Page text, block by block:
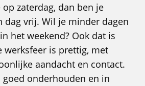
zaterdag, dan ben je
dag vrij. Wil je minder dagen
het weekend? Ook dat is
werksfeer is prettig, met
aandacht en contact.
goed onderhouden en in